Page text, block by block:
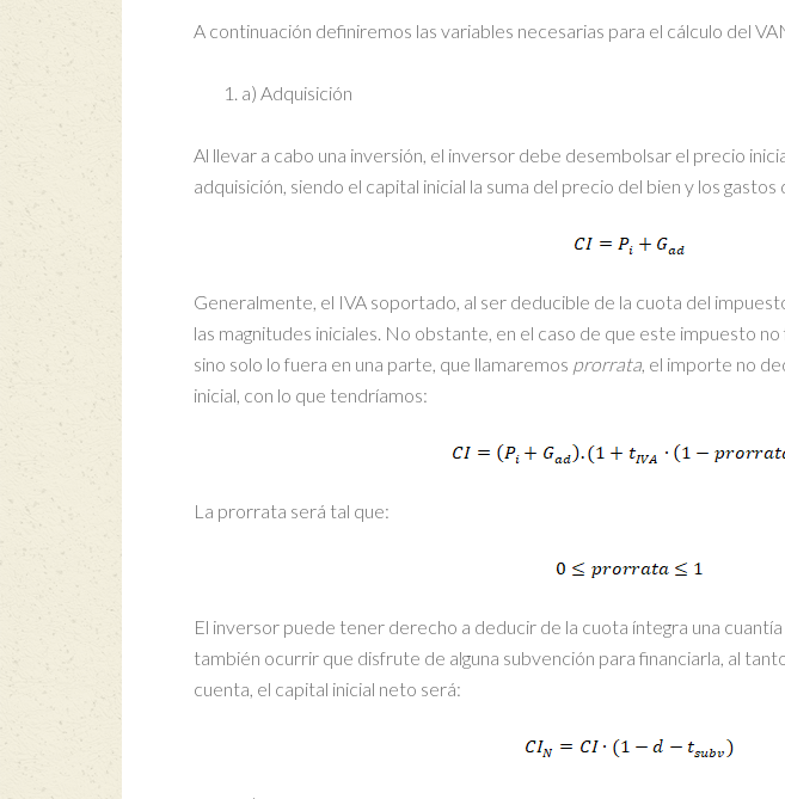
A continuación definiremos las variables necesarias para el cálculo del
a) Adquisición
Al llevar a cabo una inversión, el inversor debe desembolsar el precio
adquisición, siendo el capital inicial la suma del precio del bien y los gastos
Generalmente, el IVA soportado, al ser deducible de la cuota del
las magnitudes iniciales. No obstante, en el caso de que este impuesto
sino solo lo fuera en una parte, que llamaremos prorrata, el importe no
inicial, con lo que tendríamos:
La prorrata será tal que:
El inversor puede tener derecho a deducir de la cuota íntegra una cuantía
también ocurrir que disfrute de alguna subvención para financiarla, al
cuenta, el capital inicial neto será: